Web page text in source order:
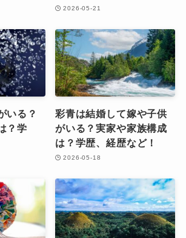
2026-05-21
いる？
？学
彩青は結婚して嫁や子供
がいる？実家や家族構成
は？学歴、経歴など！
2026-05-18